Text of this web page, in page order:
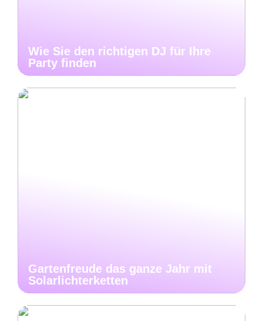
Wie Sie den richtigen DJ für Ihre
Party finden
Gartenfreude das ganze Jahr mit
Solarlichterketten